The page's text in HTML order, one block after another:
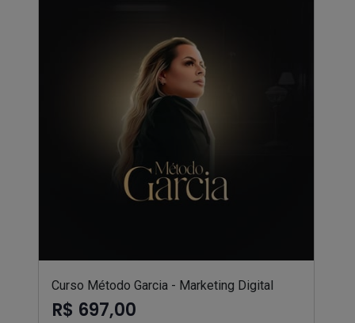
Curso Método Garcia - Marketing Digital
R$ 697,00